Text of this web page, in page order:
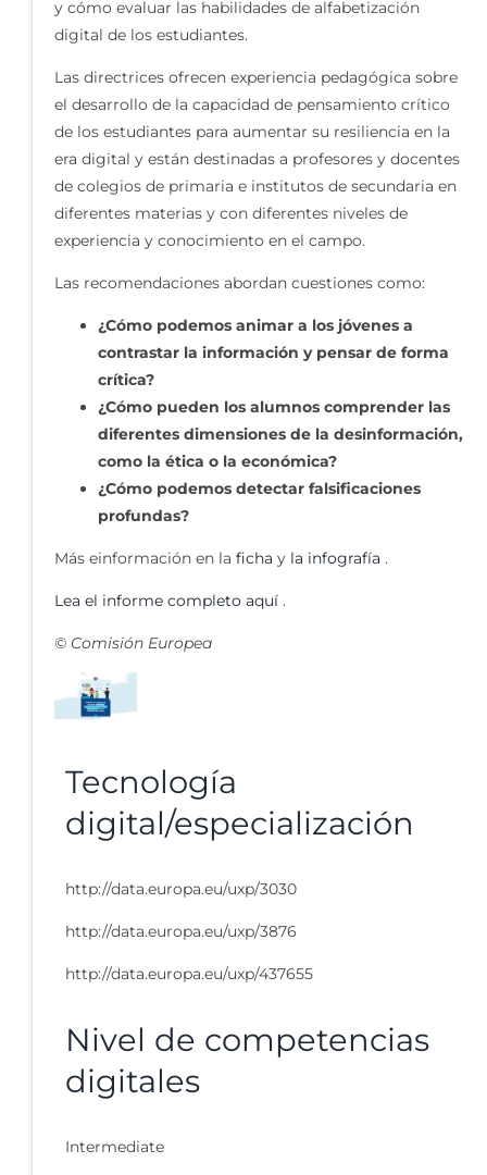
y cómo evaluar las habilidades de alfabetización
digital de los estudiantes.
Las directrices ofrecen experiencia pedagógica sobre
el desarrollo de la capacidad de pensamiento crítico
de los estudiantes para aumentar su resiliencia en la
era digital y están destinadas a profesores y docentes
de colegios de primaria e institutos de secundaria en
diferentes materias y con diferentes niveles de
experiencia y conocimiento en el campo.
Las recomendaciones abordan cuestiones como:
¿Cómo podemos animar a los jóvenes a
contrastar la información y pensar de forma
crítica?
¿Cómo pueden los alumnos comprender las
diferentes dimensiones de la desinformación,
como la ética o la económica?
¿Cómo podemos detectar falsificaciones
profundas?
Más einformación en la ficha y la infografía .
Lea el informe completo aquí .
© Comisión Europea
Tecnología
digital/especialización
http://data.europa.eu/uxp/3030
http://data.europa.eu/uxp/3876
http://data.europa.eu/uxp/437655
Nivel de competencias
digitales
Intermediate